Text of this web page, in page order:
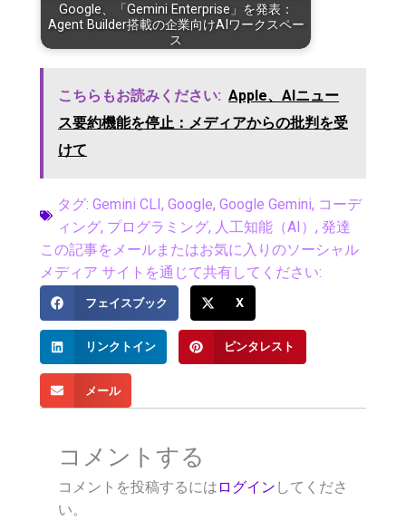
Google、「Gemini Enterprise」を発表：
Agent Builder搭載の企業向けAIワークスペー
ス
こちらもお読みください: Apple、AIニュー
ス要約機能を停止：メディアからの批判を受
けて
タグ: Gemini CLI , Google, Google Gemini, コーデ
ィング, プログラミング, 人工知能（AI） , 発達
この記事をメールまたはお気に入りのソーシャル
メディア サイトを通じて共有してください:
フェイスブック X
リンクトイン ピンタレスト
メール
コメントする
コメントを投稿するには ログイン してくださ
い。